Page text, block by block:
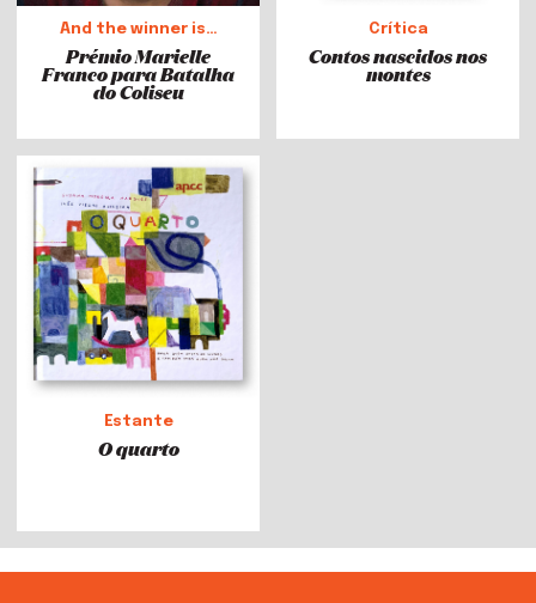
And the winner is…
Prémio Marielle
Franco para Batalha
do Coliseu
Crítica
Contos nascidos nos
montes
Estante
O quarto